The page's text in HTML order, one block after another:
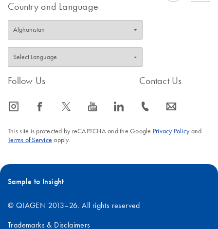
Country and Language
Follow Us
icon_0065_instagram-s icon_0064_facebook-s icon_0340_cc_gen_x-s icon_0077_youtube-s icon_0066_linkedin-s
Contact Us
icon_0072_phone-s icon_0063_envelope-s
This site is protected by reCAPTCHA and the Google Privacy Policyand
Terms of Service apply.
Sample to Insight
© QIAGEN 2013–26. All rights reserved
Trademarks & Disclaimers